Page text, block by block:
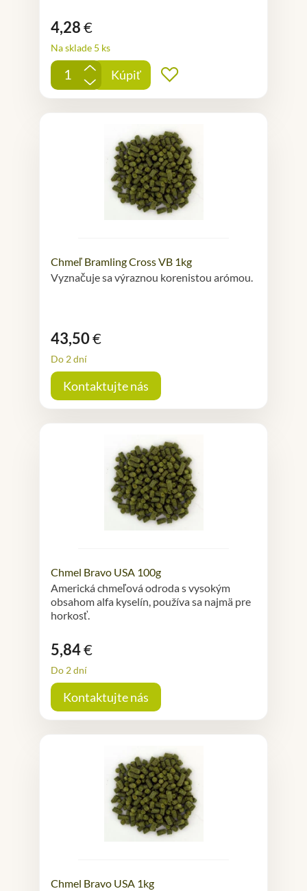
4,28€
Na sklade 5 ks
+
-
Kúpiť
Chmeľ Bramling Cross VB 1kg
Vyznačuje sa výraznou korenistou arómou.
43,50€
Do 2 dní
Kontaktujte nás
Chmel Bravo USA 100g
Americká chmeľová odroda s vysokým
obsahom alfa kyselín, používa sa najmä pre
horkosť.
5,84€
Do 2 dní
Kontaktujte nás
Chmel Bravo USA 1kg